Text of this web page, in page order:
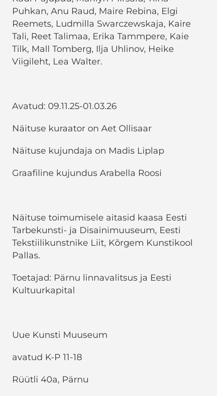
Puhkan, Anu Raud, Maire Rebina, Elgi
Reemets, Ludmilla Swarczewskaja, Kaire
Tali, Reet Talimaa, Erika Tammpere, Kaie
Tilk, Mall Tomberg, Ilja Uhlinov, Heike
Viigileht, Lea Walter.
Avatud: 09.11.25-01.03.26
Näituse kuraator on Aet Ollisaar
Näituse kujundaja on Madis Liplap
Graafiline kujundus Arabella Roosi
Näituse toimumisele aitasid kaasa Eesti
Tarbekunsti- ja Disainimuuseum, Eesti
Tekstiilikunstnike Liit, Kõrgem Kunstikool
Pallas.
Toetajad: Pärnu linnavalitsus ja Eesti
Kultuurkapital
Uue Kunsti Muuseum
avatud K-P 11-18
Rüütli 40a, Pärnu